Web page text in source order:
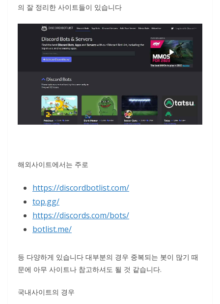
의 잘 정리한 사이트들이 있습니다
해외사이트에서는 주로
https://discordbotlist.com/
top.gg/
https://discords.com/bots/
botlist.me/
등 다양하게 있습니다 대부분의 경우 중복되는 봇이 많기 때
문에 아무 사이트나 참고하셔도 될 것 같습니다.
국내사이트의 경우